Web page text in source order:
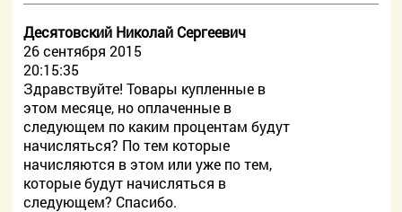
Десятовский Николай Сергеевич
26 сентября 2015
20:15:35
Здравствуйте! Товары купленные в
этом месяце, но оплаченные в
следующем по каким процентам будут
начисляться? По тем которые
начисляются в этом или уже по тем,
которые будут начисляться в
следующем? Спасибо.